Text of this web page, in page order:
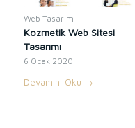
Web Tasarım
Kozmetik Web Sitesi
Tasarımı
6 Ocak 2020
Devamını Oku →